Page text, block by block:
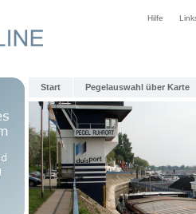
Hilfe
Start Pegelauswahl über Karte